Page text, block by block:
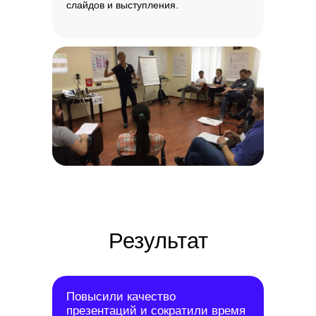
слайдов и выступления.
Повысили качество
презентаций и сократили время
Оставить заявку
Нажимая на кнопку, вы соглашаетесь
на условия обработки данных
Партнёр по коммуникациям
Лаборатория образовательных